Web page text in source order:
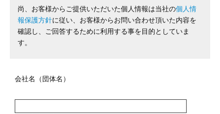
尚、お客様からご提供いただいた個人情報は当社の個人情
報保護方針に従い、お客様からお問い合わせ頂いた内容を
確認し、ご回答するために利用する事を目的としていま
す。
会社名（団体名）